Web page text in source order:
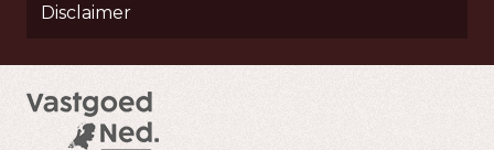
Disclaimer